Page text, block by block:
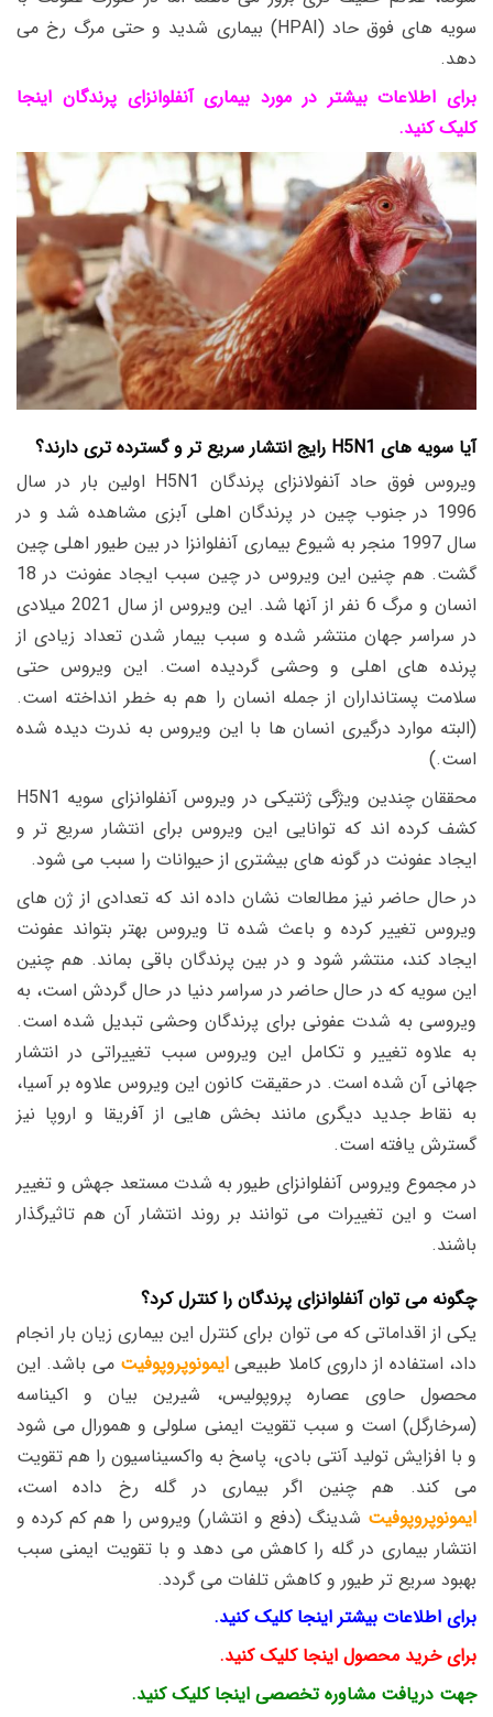
سویه های فوق حاد (HPAI) بیماری شدید و حتی مرگ رخ می
دهد.
برای اطلاعات بیشتر در مورد بیماری آنفلوانزای پرندگان اینجا
کلیک کنید.
آیا سویه های H5N1 رایج انتشار سریع تر و گسترده تری دارند؟
ویروس فوق حاد آنفولانزای پرندگان H5N1 اولین بار در سال
1996 در جنوب چین در پرندگان اهلی آبزی مشاهده شد و در
سال 1997 منجر به شیوع بیماری آنفلوانزا در بین طیور اهلی چین
گشت. هم چنین این ویروس در چین سبب ایجاد عفونت در 18
انسان و مرگ 6 نفر از آنها شد. این ویروس از سال 2021 میلادی
در سراسر جهان منتشر شده و سبب بیمار شدن تعداد زیادی از
پرنده های اهلی و وحشی گردیده است. این ویروس حتی
سلامت پستانداران از جمله انسان را هم به خطر انداخته است.
(البته موارد درگیری انسان ها با این ویروس به ندرت دیده شده
است.)
محققان چندین ویژگی ژنتیکی در ویروس آنفلوانزای سویه H5N1
کشف کرده اند که توانایی این ویروس برای انتشار سریع تر و
ایجاد عفونت در گونه های بیشتری از حیوانات را سبب می شود.
در حال حاضر نیز مطالعات نشان داده اند که تعدادی از ژن های
ویروس تغییر کرده و باعث شده تا ویروس بهتر بتواند عفونت
ایجاد کند، منتشر شود و در بین پرندگان باقی بماند. هم چنین
این سویه که در حال حاضر در سراسر دنیا در حال گردش است، به
ویروسی به شدت عفونی برای پرندگان وحشی تبدیل شده است.
به علاوه تغییر و تکامل این ویروس سبب تغییراتی در انتشار
جهانی آن شده است. در حقیقت کانون این ویروس علاوه بر آسیا،
به نقاط جدید دیگری مانند بخش هایی از آفریقا و اروپا نیز
گسترش یافته است.
در مجموع ویروس آنفلوانزای طیور به شدت مستعد جهش و تغییر
است و این تغییرات می توانند بر روند انتشار آن هم تاثیرگذار
باشند.
چگونه می توان آنفلوانزای پرندگان را کنترل کرد؟
یکی از اقداماتی که می توان برای کنترل این بیماری زیان بار انجام
داد، استفاده از داروی کاملا طبیعی ایمونوپروپوفیت می باشد. این
محصول حاوی عصاره پروپولیس، شیرین بیان و اکیناسه
(سرخارگل) است و سبب تقویت ایمنی سلولی و همورال می شود
و با افزایش تولید آنتی بادی، پاسخ به واکسیناسیون را هم تقویت
می کند. هم چنین اگر بیماری در گله رخ داده است،
ایمونوپروپوفیت شدینگ (دفع و انتشار) ویروس را هم کم کرده و
انتشار بیماری در گله را کاهش می دهد و با تقویت ایمنی سبب
بهبود سریع تر طیور و کاهش تلفات می گردد.
برای اطلاعات بیشتر اینجا کلیک کنید.
برای خرید محصول اینجا کلیک کنید.
جهت دریافت مشاوره تخصصی اینجا کلیک کنید.